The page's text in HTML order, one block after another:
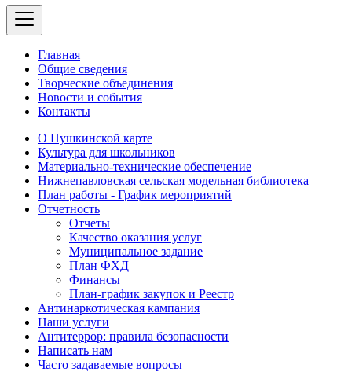
Главная
Общие сведения
Творческие объединения
Новости и события
Контакты
О Пушкинской карте
Культура для школьников
Материально-технические обеспечение
Нижнепавловская сельская модельная библиотека
План работы - График мероприятий
Отчетность
Отчеты
Качество оказания услуг
Муниципальное задание
План ФХД
Финансы
План-график закупок и Реестр
Антинаркотическая кампания
Наши услуги
Антитеррор: правила безопасности
Написать нам
Часто задаваемые вопросы